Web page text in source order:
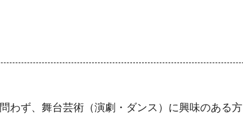
わず、舞台芸術（演劇・ダンス）に興味のある方